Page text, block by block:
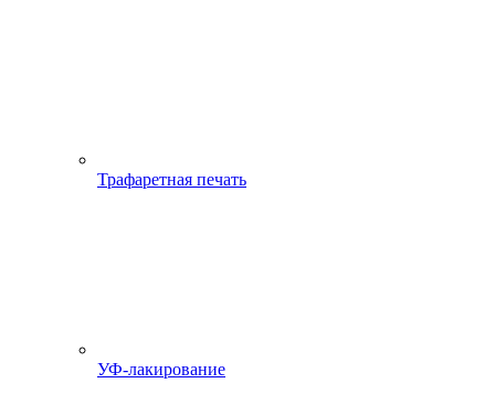
Трафаретная печать
УФ-лакирование